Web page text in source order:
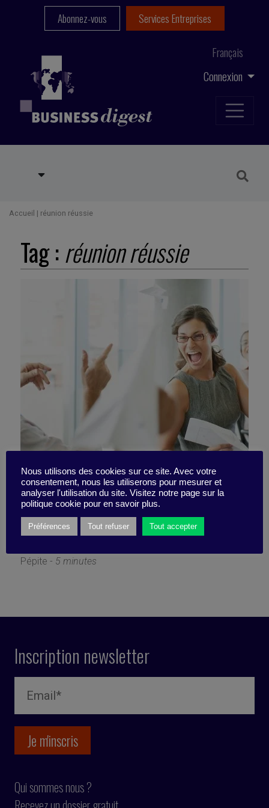
Connexion
Français
Abonnez-vous Services Entreprises
Accueil | réunion réussie
Tag :réunion réussie
L’incroyable recette d’une
réunion réussie !
Pépite - 5 minutes
Inscription newsletter
Qui sommes nous ?
Nous utilisons des cookies sur ce site. Avec votre
consentement, nous les utiliserons pour mesurer et
analyser l'utilisation du site. Visitez notre page sur la
politique cookie pour en savoir plus.
Préférences Tout refuser Tout accepter